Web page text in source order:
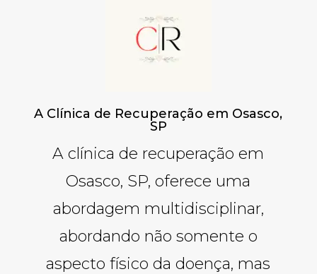
A Clínica de Recuperação em Osasco,
SP
A clínica de recuperação em
Osasco, SP, oferece uma
abordagem multidisciplinar,
abordando não somente o
aspecto físico da doença, mas